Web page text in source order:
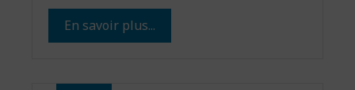
En savoir plus...